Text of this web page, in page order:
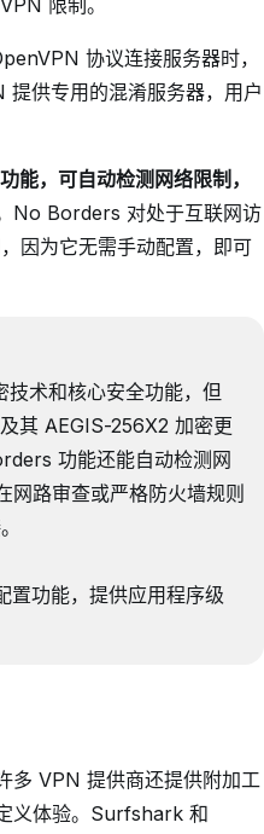
限制。
协议连接服务器时，
供专用的混淆服务器，用户
，可自动检测网络限制，
No Borders 对处于互联网访
因为它无需手动配置，即可
术和核心安全功能，但
其 AEGIS-256X2 加密更
功能还能自动检测网
网路审查或严格防火墙规则
功能，提供应用程序级
多 VPN 提供商还提供附加工
义体验。Surfshark 和